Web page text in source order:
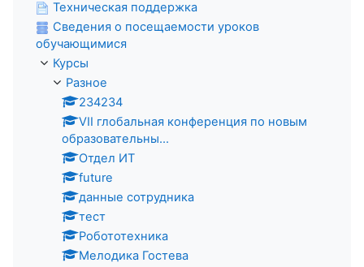
Техническая поддержка
Сведения о посещаемости уроков
обучающимися
Курсы
Разное
234234
VII глобальная конференция по новым
образовательны...
Отдел ИТ
future
данные сотрудника
тест
Робототехника
Мелодика Гостева